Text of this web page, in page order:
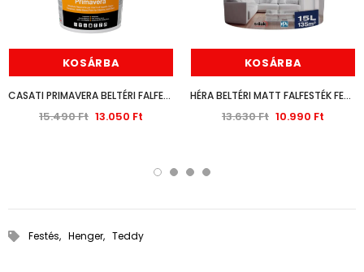
KOSÁRBA
CASATI PRIMAVERA BELTÉRI FALFESTÉK FEHÉR 14L
15.490 Ft 13.050 Ft
KOSÁRBA
HÉRA BELTÉRI MATT FALFESTÉK FEHÉR 15L
13.630 Ft 10.990 Ft
Festés, Henger, Teddy